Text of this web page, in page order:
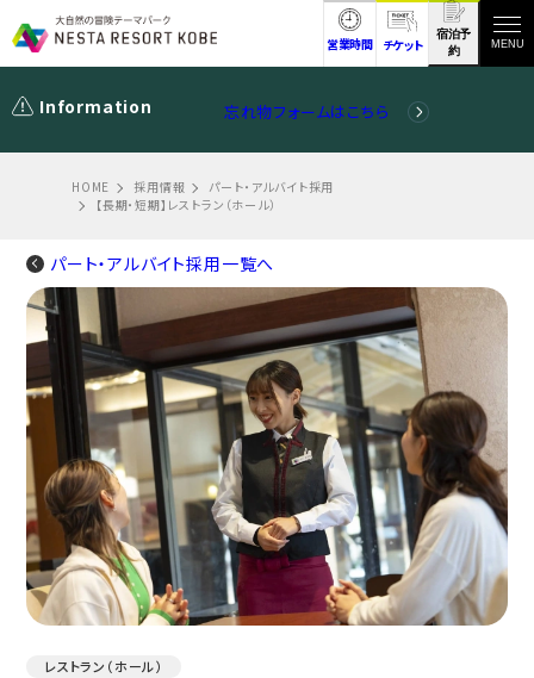
営業時間 チケット
宿泊予
約
MENU
Information 忘れ物フォームはこちら
HOME 採用情報
パート・アルバイト採用
【長期・短期】レストラン（ホール）
パート・アルバイト採用一覧へ
レストラン（ホール）